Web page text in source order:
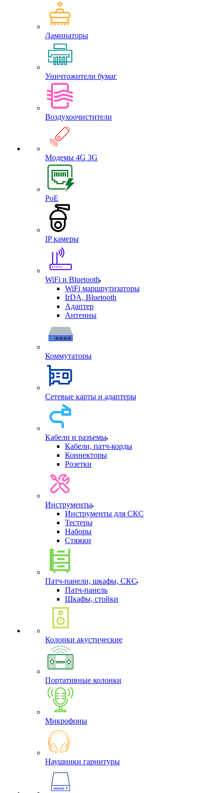
Ламинаторы
Уничтожители бумаг
Воздухоочистители
Модемы 4G 3G
PoE
IP камеры
WiFi и Bluetooth
WiFi маршрутизаторы
IrDA, Bluetooth
Адаптер
Антенны
Коммутаторы
Сетевые карты и адаптеры
Кабели и разъемы
Кабели, патч-корды
Коннекторы
Розетки
Инструменты
Инструменты для СКС
Тестеры
Наборы
Стяжки
Патч-панели, шкафы, СКС
Патч-панель
Шкафы, стойки
Колонки акустические
Портативные колонки
Микрофоны
Наушники гарнитуры